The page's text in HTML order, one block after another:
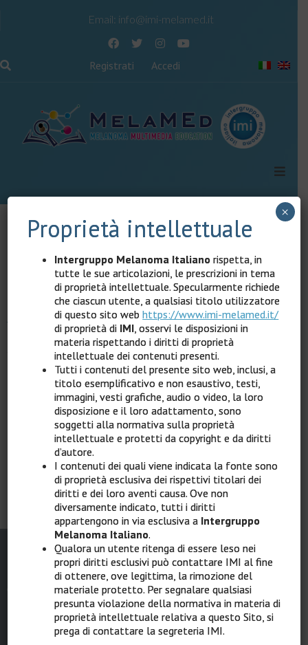
Email: info@imi-melamed.it
Registrati Accedi
Contenuto riservato agli utenti registrati
Il contenuto di questa pagina è riservato agli utenti
registrati.
Clicca quiper registrarti gratuitamente.
Se hai già le credenziali,clicca quiper effettuare
l'accesso.
Home
RESPONSABILE SCIENTIFICO
Ignazio Stanganelli, Parma, Meldola (FC)
Proprietà intellettuale
Intergruppo Melanoma Italiano rispetta, in
tutte le sue articolazioni, le prescrizioni in tema
di proprietà intellettuale. Specularmente richiede
che ciascun utente, a qualsiasi titolo utilizzatore
di questo sito webhttps://www.imi-melamed.it/
di proprietà di IMI , osservi le disposizioni in
materia rispettando i diritti di proprietà
intellettuale dei contenuti presenti.
Tutti i contenuti del presente sito web, inclusi, a
titolo esemplificativo e non esaustivo, testi,
immagini, vesti grafiche, audio o video, la loro
disposizione e il loro adattamento, sono
soggetti alla normativa sulla proprietà
intellettuale e protetti da copyright e da diritti
d’autore.
I contenuti dei quali viene indicata la fonte sono
di proprietà esclusiva dei rispettivi titolari dei
diritti e dei loro aventi causa. Ove non
diversamente indicato, tutti i diritti
appartengono in via esclusiva a Intergruppo
Melanoma Italiano.
Qualora un utente ritenga di essere leso nei
propri diritti esclusivi può contattare IMI al fine
di ottenere, ove legittima, la rimozione del
materiale protetto. Per segnalare qualsiasi
presunta violazione della normativa in materia di
proprietà intellettuale relativa a questo Sito, si
prega di contattare la segreteria IMI.
×